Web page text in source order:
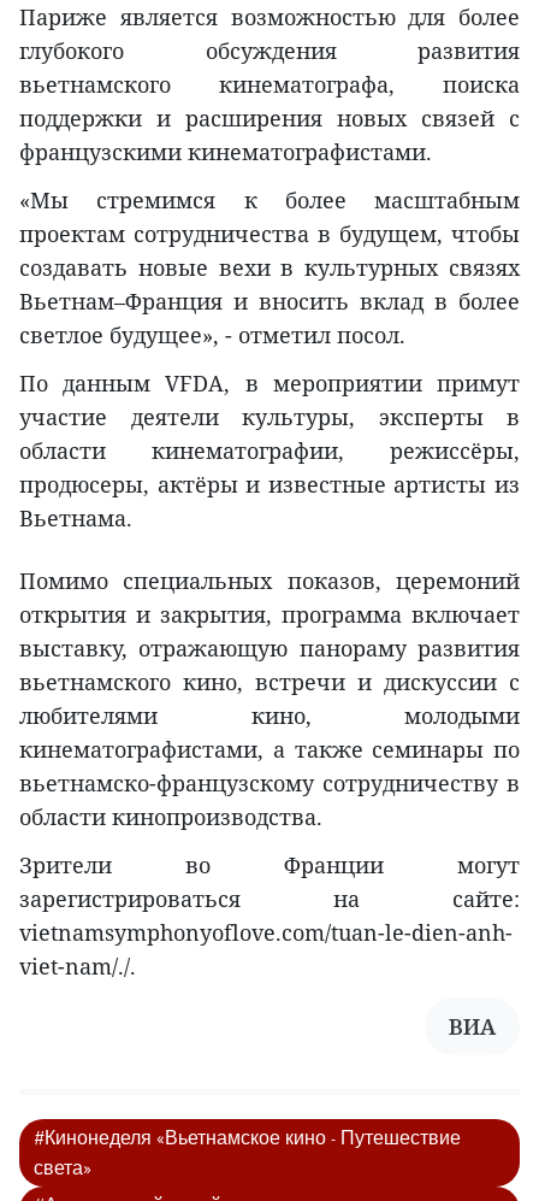
Париже является возможностью для более
глубокого обсуждения развития
вьетнамского кинематографа, поиска
поддержки и расширения новых связей с
французскими кинематографистами.
«Мы стремимся к более масштабным
проектам сотрудничества в будущем, чтобы
создавать новые вехи в культурных связях
Вьетнам–Франция и вносить вклад в более
светлое будущее», - отметил посол.
По данным VFDA, в мероприятии примут
участие деятели культуры, эксперты в
области кинематографии, режиссёры,
продюсеры, актёры и известные артисты из
Вьетнама.
Помимо специальных показов, церемоний
открытия и закрытия, программа включает
выставку, отражающую панораму развития
вьетнамского кино, встречи и дискуссии с
любителями кино, молодыми
кинематографистами, а также семинары по
вьетнамско-французскому сотрудничеству в
области кинопроизводства.
Зрители во Франции могут
зарегистрироваться на сайте:
vietnamsymphonyoflove.com/tuan-le-dien-anh-
viet-nam/./.
ВИА
#Кинонеделя «Вьетнамское кино - Путешествие
света»